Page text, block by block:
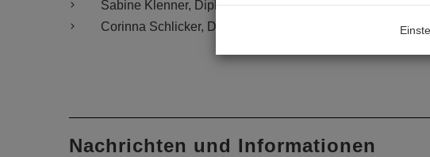
Sabine Klenner, Dipl.-Ing., Freie Architektin, Freimersheim
Corinna Schlicker, Dipl.-Ing., Architektin, Alzey
Nachrichten und Informationen